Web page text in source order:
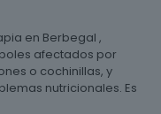
en Berbegal ,
afectados por
o cochinillas, y
nutricionales. Es